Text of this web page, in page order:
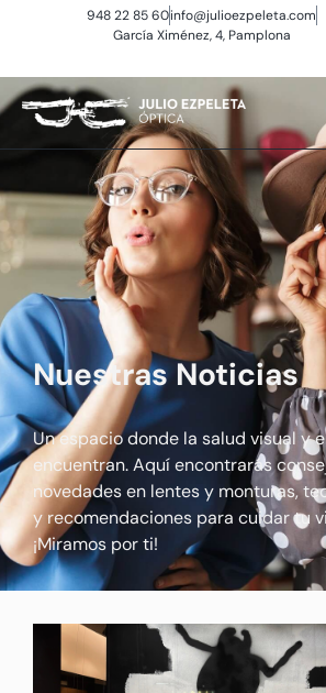
948 22 85 60info@julioezpeleta.com
García Ximénez, 4, Pamplona
Nuestras Noticias
Un espacio donde la salud visual y
encuentran. Aquí encontrarás
novedades en lentes y monturas,
y recomendaciones para cuidar tu
¡Miramos por ti!